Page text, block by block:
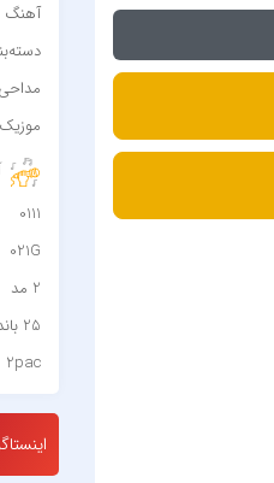
آهنگ
مداحی
0111
021G
2 مد
25 باند
2pac
۷ بند
7 بند سون بند